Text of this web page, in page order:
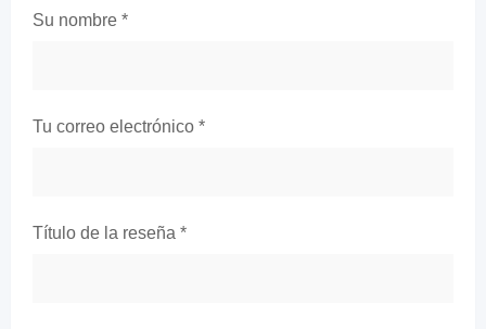
Su nombre *
Tu correo electrónico *
Título de la reseña *